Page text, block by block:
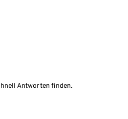
Antworten finden.